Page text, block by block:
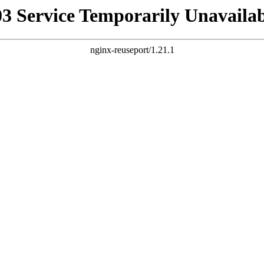
Service Temporarily
nginx-reuseport/1.21.1